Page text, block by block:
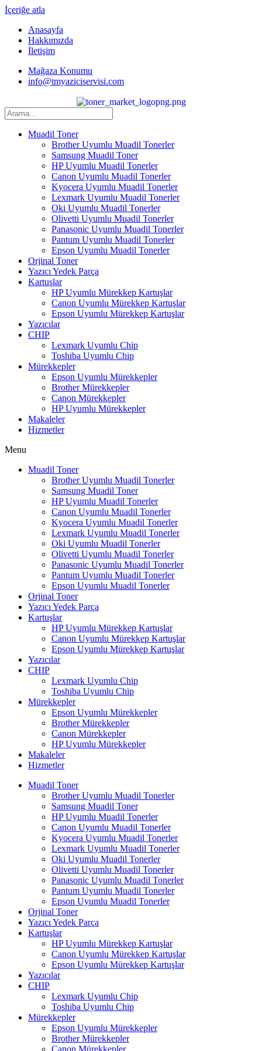
İçeriğe atla
Anasayfa
Hakkımızda
İletişim
Mağaza Konumu
info@tmyaziciservisi.com
Muadil Toner
Brother Uyumlu Muadil Tonerler
Samsung Muadil Toner
HP Uyumlu Muadil Tonerler
Canon Uyumlu Muadil Tonerler
Kyocera Uyumlu Muadil Tonerler
Lexmark Uyumlu Muadil Tonerler
Oki Uyumlu Muadil Tonerler
Olivetti Uyumlu Muadil Tonerler
Panasonic Uyumlu Muadil Tonerler
Pantum Uyumlu Muadil Tonerler
Epson Uyumlu Muadil Tonerler
Orjinal Toner
Yazıcı Yedek Parça
Kartuşlar
HP Uyumlu Mürekkep Kartuşlar
Canon Uyumlu Mürekkep Kartuşlar
Epson Uyumlu Mürekkep Kartuşlar
Yazıcılar
CHIP
Lexmark Uyumlu Chip
Toshiba Uyumlu Chip
Mürekkepler
Epson Uyumlu Mürekkepler
Brother Mürekkepler
Canon Mürekkepler
HP Uyumlu Mürekkepler
Makaleler
Hizmetler
Menu
Muadil Toner
Brother Uyumlu Muadil Tonerler
Samsung Muadil Toner
HP Uyumlu Muadil Tonerler
Canon Uyumlu Muadil Tonerler
Kyocera Uyumlu Muadil Tonerler
Lexmark Uyumlu Muadil Tonerler
Oki Uyumlu Muadil Tonerler
Olivetti Uyumlu Muadil Tonerler
Panasonic Uyumlu Muadil Tonerler
Pantum Uyumlu Muadil Tonerler
Epson Uyumlu Muadil Tonerler
Orjinal Toner
Yazıcı Yedek Parça
Kartuşlar
HP Uyumlu Mürekkep Kartuşlar
Canon Uyumlu Mürekkep Kartuşlar
Epson Uyumlu Mürekkep Kartuşlar
Yazıcılar
CHIP
Lexmark Uyumlu Chip
Toshiba Uyumlu Chip
Mürekkepler
Epson Uyumlu Mürekkepler
Brother Mürekkepler
Canon Mürekkepler
HP Uyumlu Mürekkepler
Makaleler
Hizmetler
Muadil Toner
Brother Uyumlu Muadil Tonerler
Samsung Muadil Toner
HP Uyumlu Muadil Tonerler
Canon Uyumlu Muadil Tonerler
Kyocera Uyumlu Muadil Tonerler
Lexmark Uyumlu Muadil Tonerler
Oki Uyumlu Muadil Tonerler
Olivetti Uyumlu Muadil Tonerler
Panasonic Uyumlu Muadil Tonerler
Pantum Uyumlu Muadil Tonerler
Epson Uyumlu Muadil Tonerler
Orjinal Toner
Yazıcı Yedek Parça
Kartuşlar
HP Uyumlu Mürekkep Kartuşlar
Canon Uyumlu Mürekkep Kartuşlar
Epson Uyumlu Mürekkep Kartuşlar
Yazıcılar
CHIP
Lexmark Uyumlu Chip
Toshiba Uyumlu Chip
Mürekkepler
Epson Uyumlu Mürekkepler
Brother Mürekkepler